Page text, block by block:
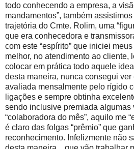
todo conhecendo a empresa, a
mandamentos”, também
trajetória do Cmte. Rolim, uma
que era conhecedora e
com este “espírito” que iniciei
melhor, no atendimento ao cliente,
colocar em prática todo aquele
desta maneira, nunca consegui
avaliada mensalmente pelo rígido
ligações e sempre obtinha
sendo inclusive premiada algumas
“colaboradora do mês”, aquilo me
é claro das folgas “prêmio” que
reconhecimento. Infelizmente não